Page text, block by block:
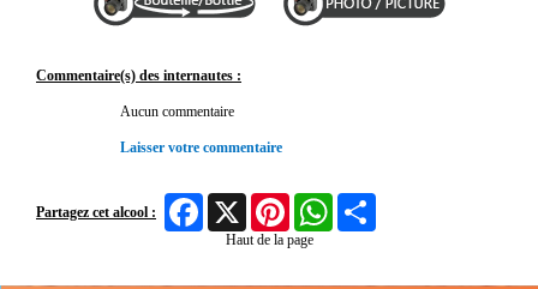
Commentaire(s) des internautes :
Aucun commentaire
Laisser votre commentaire
Partagez cet alcool :
FacebookX Pinterest WhatsApp
Haut de la page